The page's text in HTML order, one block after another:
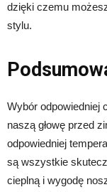
dzięki czemu
stylu.
Wybór odpowiedniej
naszą głowę przed
odpowiedniej
są wszystkie
cieplną i wygodę